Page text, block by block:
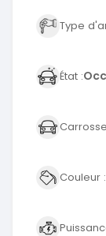
Type
État :
Couleur :